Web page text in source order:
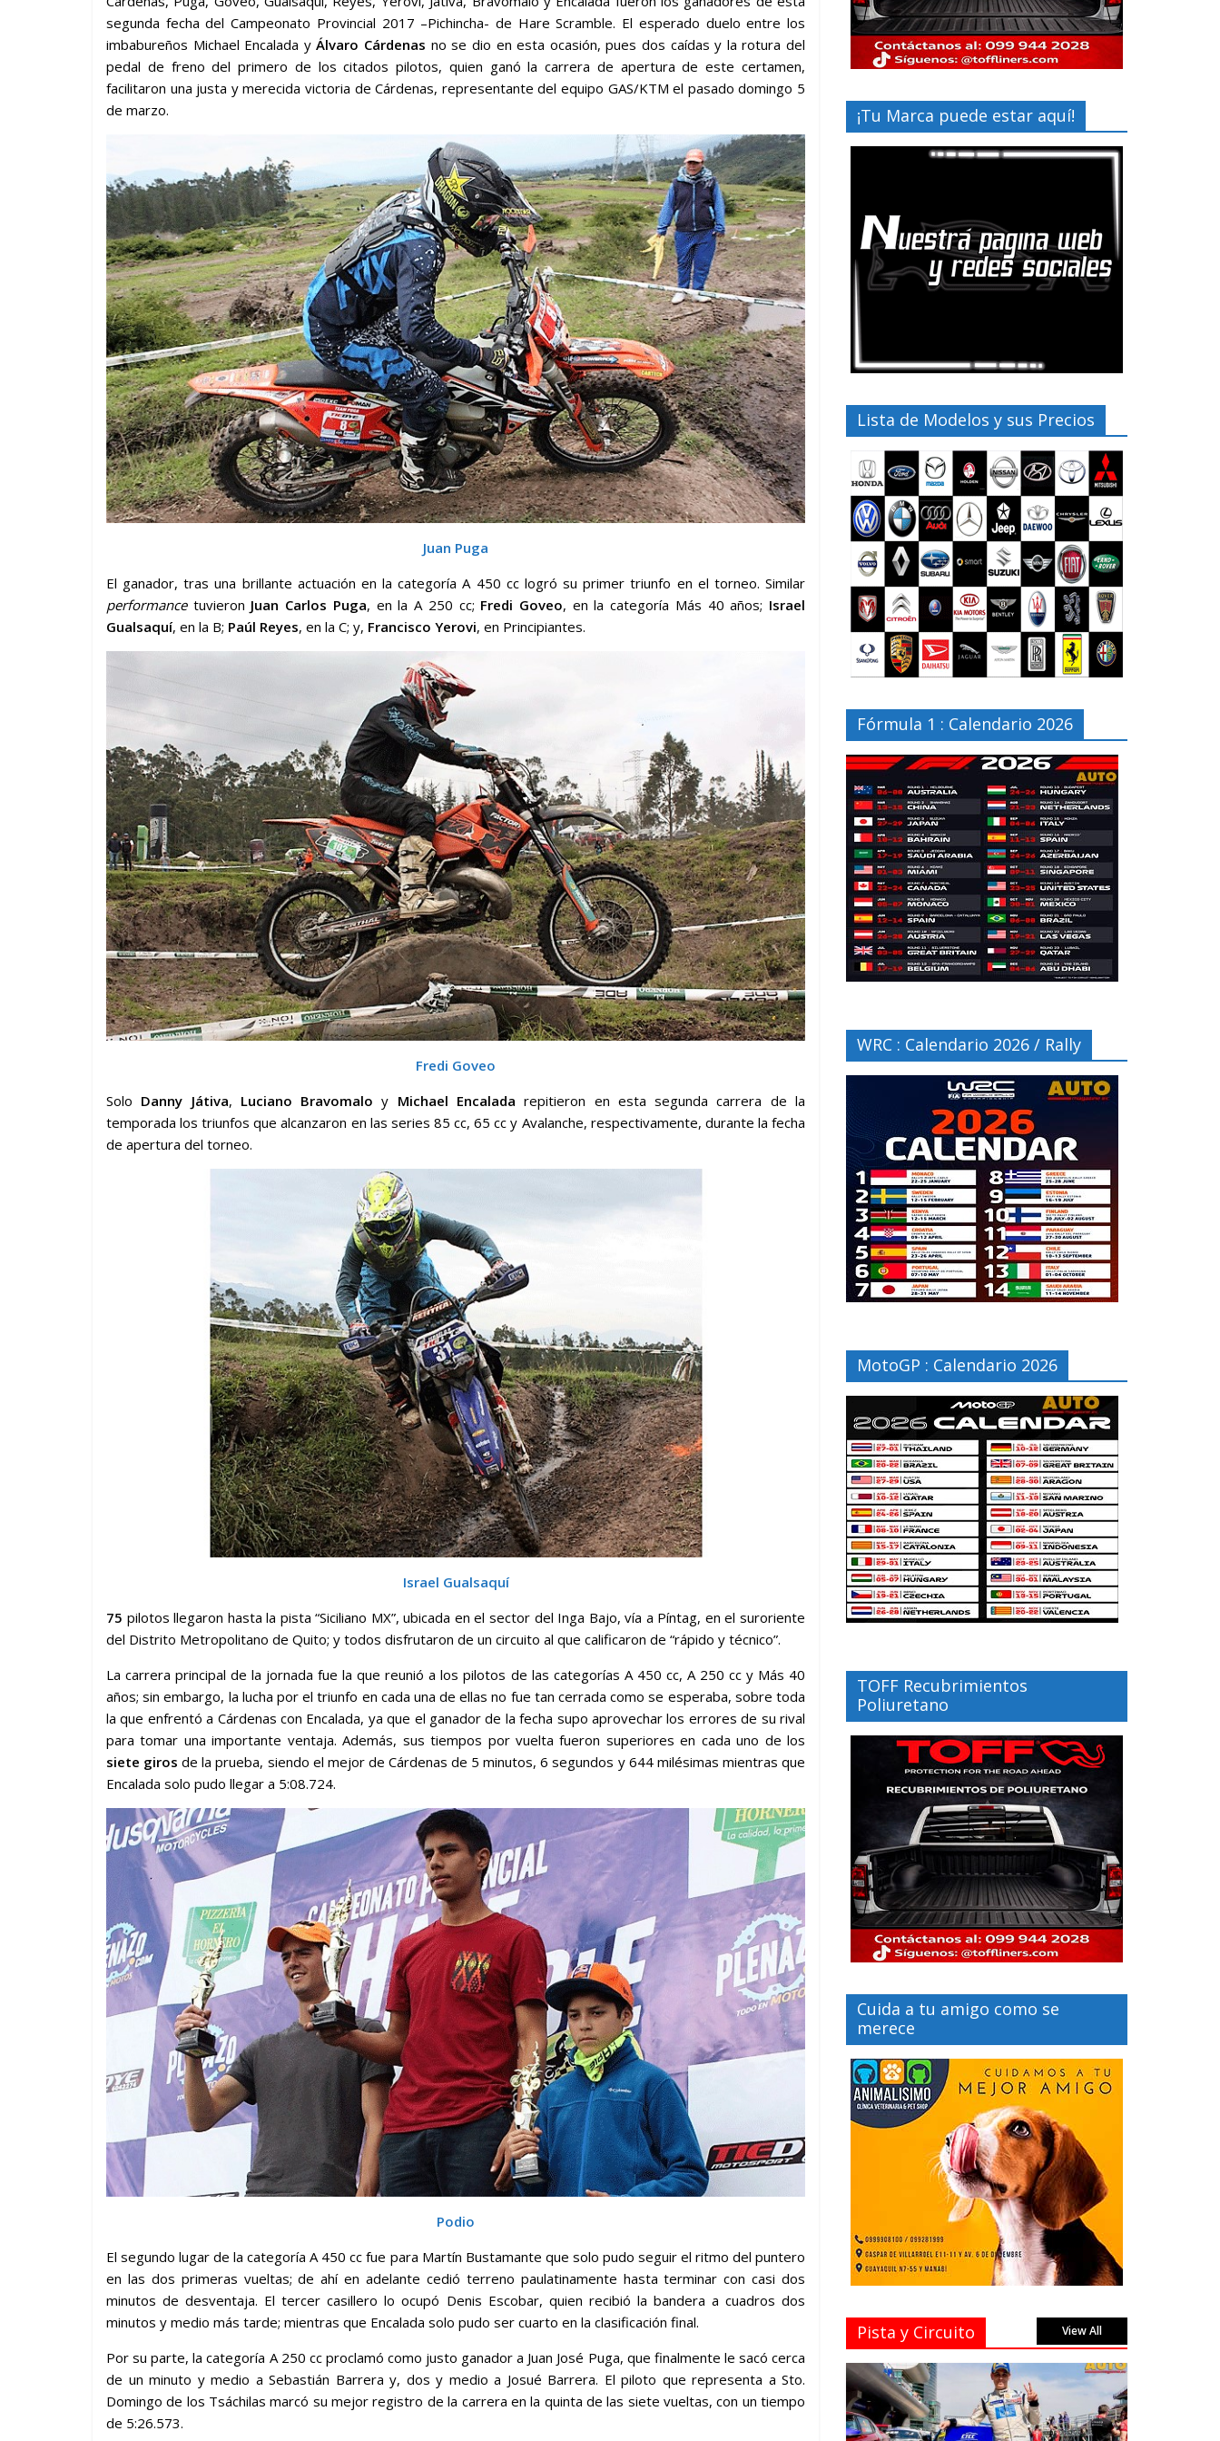
segunda fecha del Campeonato Provincial 2017 –Pichincha- de Hare Scramble. El esperado duelo entre los
imbabureños Michael Encalada yÁlvaro Cárdenas no se dio en esta ocasión, pues dos caídas y la rotura del
pedal de freno del primero de los citados pilotos, quien ganó la carrera de apertura de este certamen,
facilitaron una justa y merecida victoria de Cárdenas, representante del equipo GAS/KTM el pasado domingo 5
de marzo.
Juan Puga
El ganador, tras una brillante actuación en la categoría A 450 cc logró su primer triunfo en el torneo. Similar
performancetuvieron Juan Carlos Puga, en la A 250 cc; Fredi Goveo, en la categoría Más 40 años; Israel
Gualsaquí, en la B; Paúl Reyes, en la C; y, Francisco Yerovi, en Principiantes.
Fredi Goveo
Solo Danny Játiva, Luciano Bravomalo y Michael Encalada repitieron en esta segunda carrera de la
temporada los triunfos que alcanzaron en las series 85 cc, 65 cc y Avalanche, respectivamente, durante la fecha
de apertura del torneo.
Israel Gualsaquí
75 pilotos llegaron hasta la pista “Siciliano MX”, ubicada en el sector del Inga Bajo, vía a Píntag, en el suroriente
del Distrito Metropolitano de Quito; y todos disfrutaron de un circuito al que calificaron de “rápido y técnico”.
La carrera principal de la jornada fue la que reunió a los pilotos de las categorías A 450 cc, A 250 cc y Más 40
años; sin embargo, la lucha por el triunfo en cada una de ellas no fue tan cerrada como se esperaba, sobre toda
la que enfrentó a Cárdenas con Encalada, ya que el ganador de la fecha supo aprovechar los errores de su rival
para tomar una importante ventaja. Además, sus tiempos por vuelta fueron superiores en cada uno de los
siete giros de la prueba, siendo el mejor de Cárdenas de 5 minutos, 6 segundos y 644 milésimas mientras que
Encalada solo pudo llegar a 5:08.724.
Podio
El segundo lugar de la categoría A 450 cc fue para Martín Bustamante que solo pudo seguir el ritmo del puntero
en las dos primeras vueltas; de ahí en adelante cedió terreno paulatinamente hasta terminar con casi dos
minutos de desventaja. El tercer casillero lo ocupó Denis Escobar, quien recibió la bandera a cuadros dos
minutos y medio más tarde; mientras que Encalada solo pudo ser cuarto en la clasificación final.
Por su parte, la categoría A 250 cc proclamó como justo ganador a Juan José Puga, que finalmente le sacó cerca
de un minuto y medio a Sebastián Barrera y, dos y medio a Josué Barrera. El piloto que representa a Sto.
Domingo de los Tsáchilas marcó su mejor registro de la carrera en la quinta de las siete vueltas, con un tiempo
de 5:26.573.
¡Tu Marca puede estar aquí!
Lista de Modelos y sus Precios
Fórmula 1 : Calendario 2026
WRC : Calendario 2026 / Rally
MotoGP : Calendario 2026
TOFF Recubrimientos
Poliuretano
Cuida a tu amigo como se
merece
Pista y Circuito View All